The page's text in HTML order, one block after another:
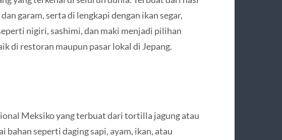
garam, serta di lengkapi dengan ikan segar,
nigiri, sashimi, dan maki menjadi pilihan
di restoran maupun pasar lokal di Jepang.
Meksiko yang terbuat dari tortilla jagung atau
bahan seperti daging sapi, ayam, ikan, atau